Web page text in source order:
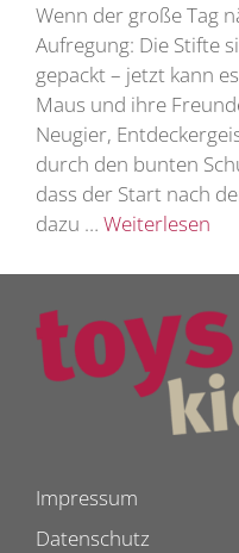
Wenn der große Tag
Aufregung: Die Stifte
gepackt – jetzt kann
Maus und ihre
Neugier,
durch den bunten
dass der Start nach
dazu … Weiterlesen
Impressum
Datenschutz